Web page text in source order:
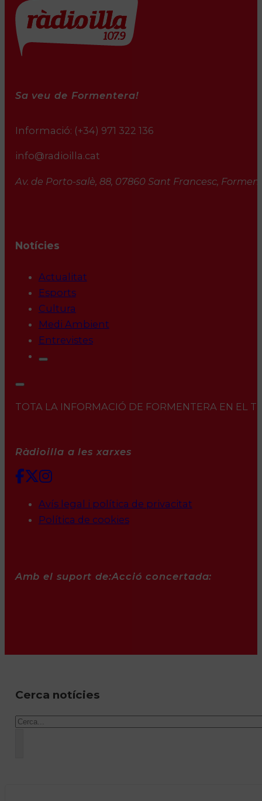
Sa veu de Formentera!
Informació: (+34) 971 322 136
info@radioilla.cat
Av. de Porto-salè, 88, 07860 Sant Francesc,
Notícies
Actualitat
Esports
Cultura
Medi Ambient
Entrevistes
TOTA LA INFORMACIÓ DE FORMENTERA EN EL
Ràdioilla a les xarxes
Avís legal i política de privacitat
Política de cookies
Amb el suport de:Acció concertada:
Cerca notícies
Cercar